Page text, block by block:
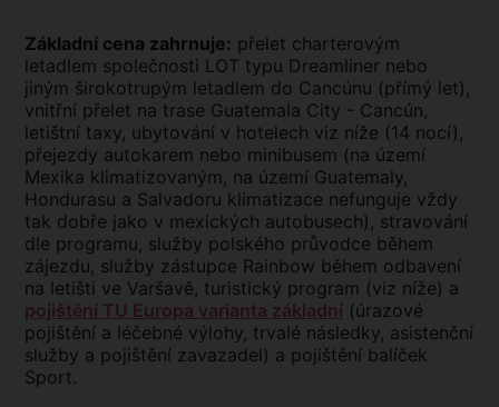
Základní cena zahrnuje: přelet charterovým
letadlem společnosti LOT typu Dreamliner nebo
jiným širokotrupým letadlem do Cancúnu (přímý let),
vnitřní přelet na trase Guatemala City - Cancún,
letištní taxy, ubytování v hotelech viz níže (14 nocí),
přejezdy autokarem nebo minibusem (na území
Mexika klimatizovaným, na území Guatemaly,
Hondurasu a Salvadoru klimatizace nefunguje vždy
tak dobře jako v mexických autobusech), stravování
dle programu, služby polského průvodce během
zájezdu, služby zástupce Rainbow během odbavení
na letišti ve Varšavě, turistický program (viz níže) a
pojištění TU Europa varianta základní (úrazové
pojištění a léčebné výlohy, trvalé následky, asistenční
služby a pojištění zavazadel) a pojištění balíček
Sport.